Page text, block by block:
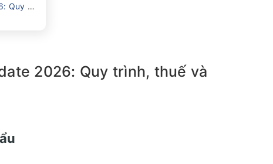
chi tiết
2026: Quy trình, thuế và